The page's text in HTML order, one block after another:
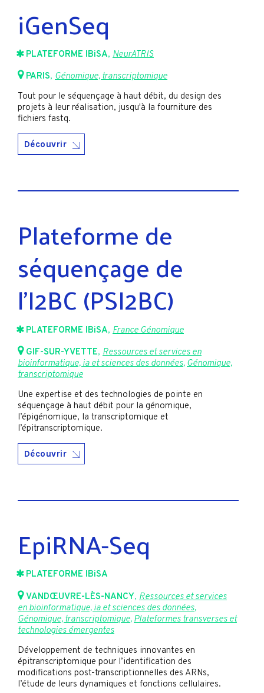
iGenSeq
PLATEFORME IBiSA, NeurATRIS
PARIS, Génomique, transcriptomique
Tout pour le séquençage à haut débit, du design des
projets à leur réalisation, jusqu'à la fourniture des
fichiers fastq.
Découvrir
Plateforme de
séquençage de
l’I2BC (PSI2BC)
PLATEFORME IBiSA, France Génomique
GIF-SUR-YVETTE, Ressources et services en
bioinformatique, ia et sciences des données, Génomique,
transcriptomique
Une expertise et des technologies de pointe en
séquençage à haut débit pour la génomique,
l’épigénomique, la transcriptomique et
l’épitranscriptomique.
Découvrir
EpiRNA-Seq
PLATEFORME IBiSA
VANDŒUVRE-LÈS-NANCY, Ressources et services
en bioinformatique, ia et sciences des données,
Génomique, transcriptomique, Plateformes transverses et
technologies émergentes
Développement de techniques innovantes en
épitranscriptomique pour l’identification des
modifications post-transcriptionnelles des ARNs,
l’étude de leurs dynamiques et fonctions cellulaires.